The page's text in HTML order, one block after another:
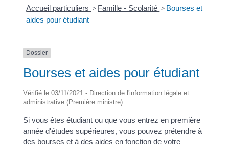
Accueil particuliers > Famille - Scolarité > Bourses et
aides pour étudiant
Dossier
Bourses et aides pour étudiant
Vérifié le 03/11/2021 - Direction de l'information légale et
administrative (Première ministre)
Si vous êtes étudiant ou que vous entrez en première
année d'études supérieures, vous pouvez prétendre à
des bourses et à des aides en fonction de votre